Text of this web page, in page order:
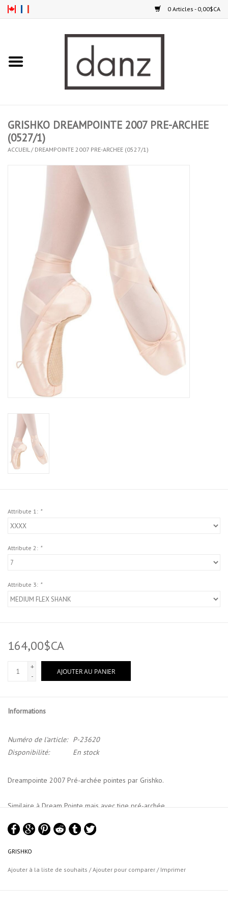
0 Articles - 0,00$CA
COLLANTS
Accessoires
SPÉCIAUX- VENTE FINALE
PARTENARIAT
FAIT AU QUEBEC
Marques
Gift Card
GRISHKO DREAMPOINTE 2007 PRE-ARCHEE
(0527/1)
ACCUEIL / DREAMPOINTE 2007 PRE-ARCHEE (0527/1)
Attribute 1: *
Attribute 2: *
Attribute 3: *
164,00$CA
+
-
AJOUTER AU PANIER
Informations
Numéro de l'article:
P-23620
Disponibilité:
En stock
Dreampointe 2007 Pré-archée pointes par Grishko.
Similaire à Dream Pointe mais avec tige pré-archée.
Durée de vie plus de 3 fois plus longue que les styles classiques
matériaux thermoformables contribuent à rendre la semelle
GRISHKO
Ajouter à la liste de souhaits /Ajouter pour comparer / Imprimer